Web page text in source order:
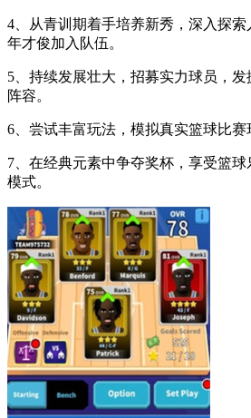
4、从青训期着手培养新秀，深入探
年才俊加入队伍。
5、持续发展壮大，招募实力球员，
阵容。
6、尝试丰富玩法，模拟真实篮球比赛
7、在经典元素中争夺奖杯，享受篮
模式。